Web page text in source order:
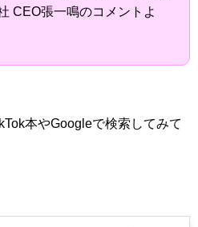
CEO張一鳴のコメントよ
本やGoogleで検索してみて